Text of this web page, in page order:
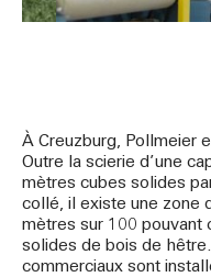
À Creuzburg, Pollmeier
Outre la scierie d’une
mètres cubes solides
collé, il existe une zone
mètres sur 100 pouvant
solides de bois de
commerciaux sont